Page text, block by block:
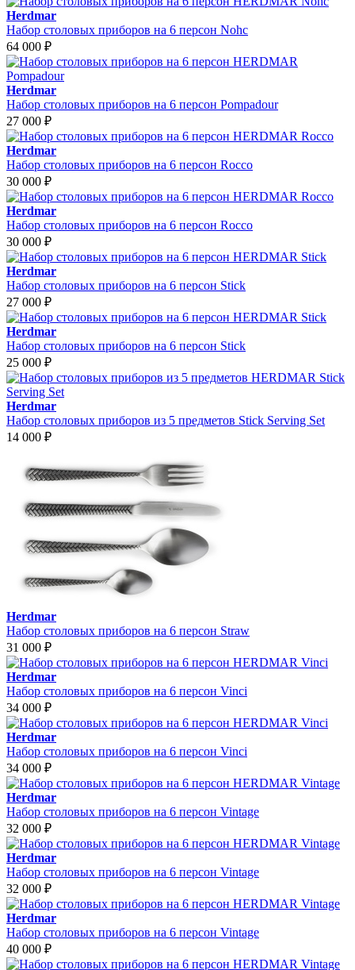
Herdmar
Набор столовых приборов на 6 персон Nohc
64 000 ₽
Herdmar
Набор столовых приборов на 6 персон Pompadour
27 000 ₽
Herdmar
Набор столовых приборов на 6 персон Rocco
30 000 ₽
Herdmar
Набор столовых приборов на 6 персон Rocco
30 000 ₽
Herdmar
Набор столовых приборов на 6 персон Stick
27 000 ₽
Herdmar
Набор столовых приборов на 6 персон Stick
25 000 ₽
Herdmar
Набор столовых приборов из 5 предметов Stick Serving Set
14 000 ₽
Herdmar
Набор столовых приборов на 6 персон Straw
31 000 ₽
Herdmar
Набор столовых приборов на 6 персон Vinci
34 000 ₽
Herdmar
Набор столовых приборов на 6 персон Vinci
34 000 ₽
Herdmar
Набор столовых приборов на 6 персон Vintage
32 000 ₽
Herdmar
Набор столовых приборов на 6 персон Vintage
32 000 ₽
Herdmar
Набор столовых приборов на 6 персон Vintage
40 000 ₽